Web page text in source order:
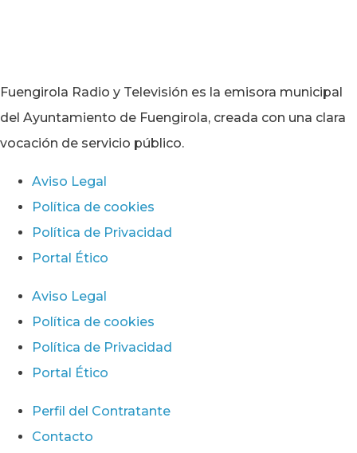
Fuengirola Radio y Televisión es la emisora municipal
del Ayuntamiento de Fuengirola, creada con una clara
vocación de servicio público.
Aviso Legal
Política de cookies
Política de Privacidad
Portal Ético
Aviso Legal
Política de cookies
Política de Privacidad
Portal Ético
Perfil del Contratante
Contacto